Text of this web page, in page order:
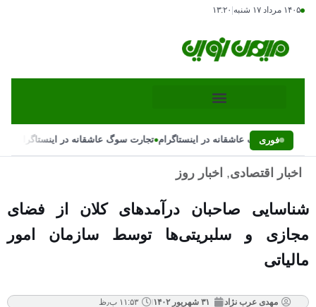
۱۴۰۵ مرداد ۱۷ شنبه ۱۳:۲۰
فوری
تجارت سوگ عاشقانه در اینستاگرام•تجارت سوگ عاشقانه در اینستاگرام
اخبار اقتصادی, اخبار روز
شناسایی صاحبان درآمد‌های کلان از فضای
مجازی و سلبریتی‌ها توسط سازمان امور
مالیاتی
مهدی عرب نژاد ۳۱ شهریور ۱۴۰۲ ۱۱:۵۳ ب٫ظ